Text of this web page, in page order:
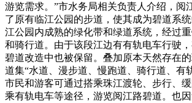
游览需求。”市水务局相关负责人介绍，阅
了原有临江公园的步道，使其成为碧道系
江公园内成熟的绿化带和绿道系统，经过
和骑行道。由于该段江边有有轨电车行驶
碧道改造中也被保留。叠加原本天然存在
道集“水道、漫步道、慢跑道、骑行道、有
市民和游客可通过搭乘珠江渡轮、步行、
乘有轨电车等途径，游览阅江路碧道。也因